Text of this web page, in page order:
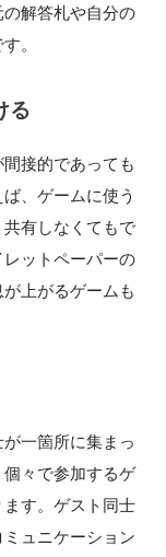
解答札や自分の
。
る
接的であっても
、ゲームに使う
有しなくてもで
ットペーパーの
上がるゲームも
一箇所に集まっ
々で参加するゲ
す。ゲスト同士
ュニケーション